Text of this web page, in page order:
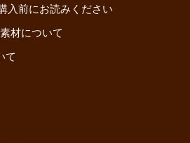
前にお読みください
材について
て